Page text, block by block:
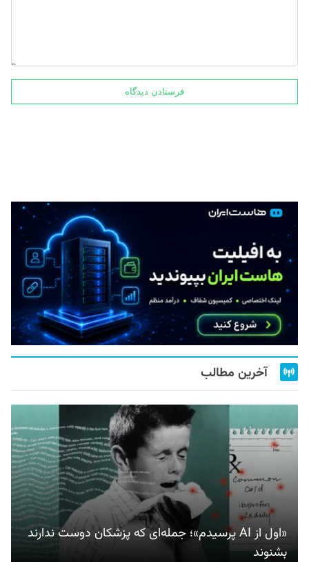
آخرین مطالب
«اول از AI پرسیدم»؛ جمله‌ای که پزشکان دوست ندارند
بشنوند